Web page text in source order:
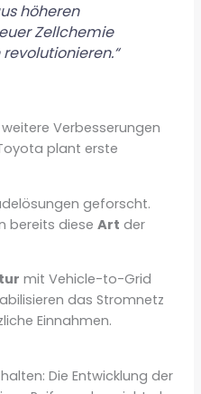
höheren
Zellchemie
Verbesserungen
plant erste
geforscht.
bereits dieseArt der
mit Vehicle-to-Grid
das Stromnetz
Einnahmen.
Die Entwicklung der